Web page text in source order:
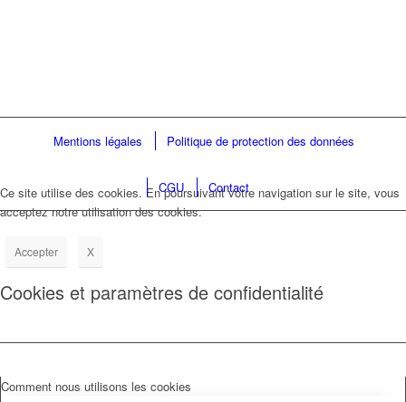
Mentions légales Politique de protection des données
CGU Contact
Ce site utilise des cookies. En poursuivant votre navigation sur le site, vous
acceptez notre utilisation des cookies.
Accepter X
Cookies et paramètres de confidentialité
Comment nous utilisons les cookies